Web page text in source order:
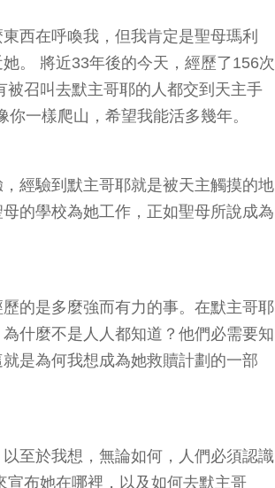
西在呼喚我，但我肯定是聖母瑪利
。 將近33年後的今天，經歷了156次
召叫去默主哥耶的人都交到天主手
一樣爬山，希望我能活多幾年。
經驗到默主哥耶就是被天主觸摸的地
的學校為她工作，正如聖母所說成為
的是多麼強而有力的事。在默主哥耶
什麼不是人人都知道？他們必需要知
是為何我想成為她救贖計劃的一部
至於我想，無論如何，人們必須認識
布她在哪裡，以及如何去默主哥